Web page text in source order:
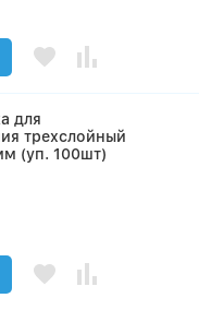
для
трехслойный
(уп. 100шт)